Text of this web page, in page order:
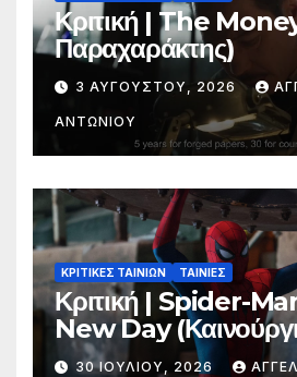
Κριτική | The
Παραχαράκτης)
3 ΑΥΓΟΎΣΤΟΥ, 2026
ΑΝΤΩΝΊΟΥ
ΚΡΙΤΙΚΕΣ ΤΑΙΝΙΩΝ ΤΑΙΝΙΕΣ
Κριτική | Spider-
New Day
30 ΙΟΥΛΊΟΥ, 2026